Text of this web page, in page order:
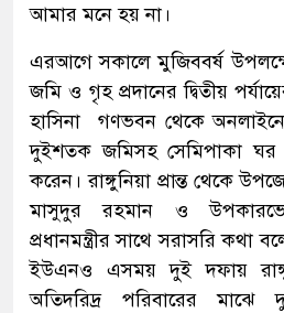
আমার মনে হয় না।
এরআগে সকালে মুজিববর্ষ
জমি ও গৃহ প্রদানের দ্বিতীয়
হাসিনা গণভবন থেকে অনলাইনে
দুইশতক জমিসহ সেমিপাকা ঘর
করেন। রাঙ্গুনিয়া প্রান্ত থেকে
মাসুদুর রহমান ও
প্রধানমন্ত্রীর সাথে সরাসরি কথা
ইউএনও এসময় দুই দফায়
অতিদরিদ্র পরিবারের